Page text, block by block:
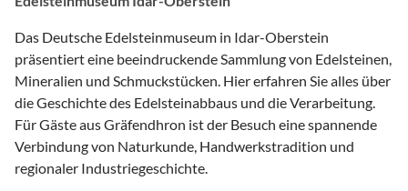
Das Deutsche Edelsteinmuseum in Idar-Oberstein
präsentiert eine beeindruckende Sammlung von Edelsteinen,
Mineralien und Schmuckstücken. Hier erfahren Sie alles über
die Geschichte des Edelsteinabbaus und die Verarbeitung.
Für Gäste aus Gräfendhron ist der Besuch eine spannende
Verbindung von Naturkunde, Handwerkstradition und
regionaler Industriegeschichte.